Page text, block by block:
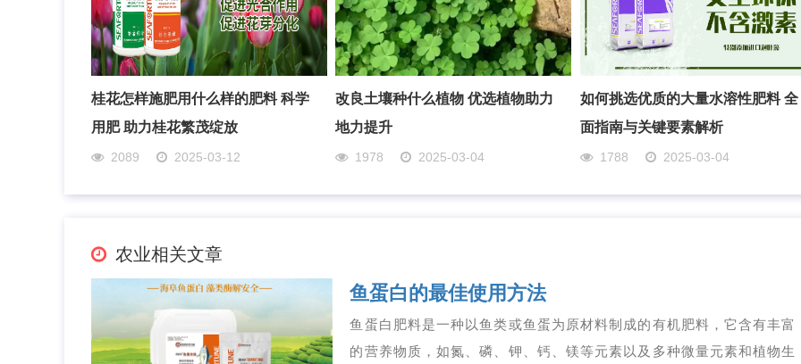
桂花怎样施肥用什么样的肥料 科学
用肥 助力桂花繁茂绽放
2089 2025-03-12
改良土壤种什么植物 优选植物助力
地力提升
1978 2025-03-04
如何挑选优质的大量水溶性肥料 全
面指南与关键要素解析
1788 2025-03-04
农业相关文章
鱼蛋白的最佳使用方法
鱼蛋白肥料是一种以鱼类或鱼蛋为原材料制成的有机肥料，它含有丰富
的营养物质，如氮、磷、钾、钙、镁等元素以及多种微量元素和植物生